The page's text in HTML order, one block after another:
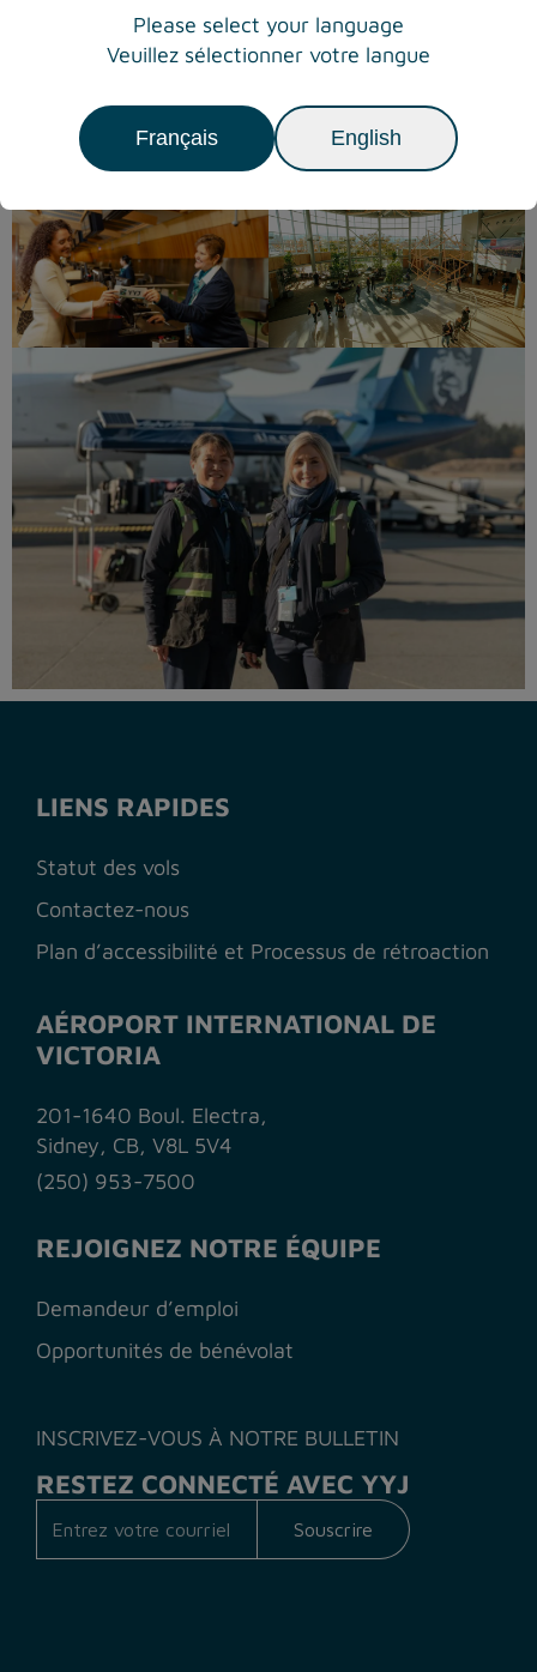
Please select your language
Veuillez sélectionner votre langue
Français English
LIENS RAPIDES
Statut des vols
Contactez-nous
Plan d’accessibilité et Processus de rétroaction
AÉROPORT INTERNATIONAL DE
VICTORIA
201-1640 Boul. Electra,
Sidney, CB, V8L 5V4
(250) 953-7500
REJOIGNEZ NOTRE ÉQUIPE
Demandeur d’emploi
Opportunités de bénévolat
INSCRIVEZ-VOUS À NOTRE BULLETIN
RESTEZ CONNECTÉ AVEC YYJ